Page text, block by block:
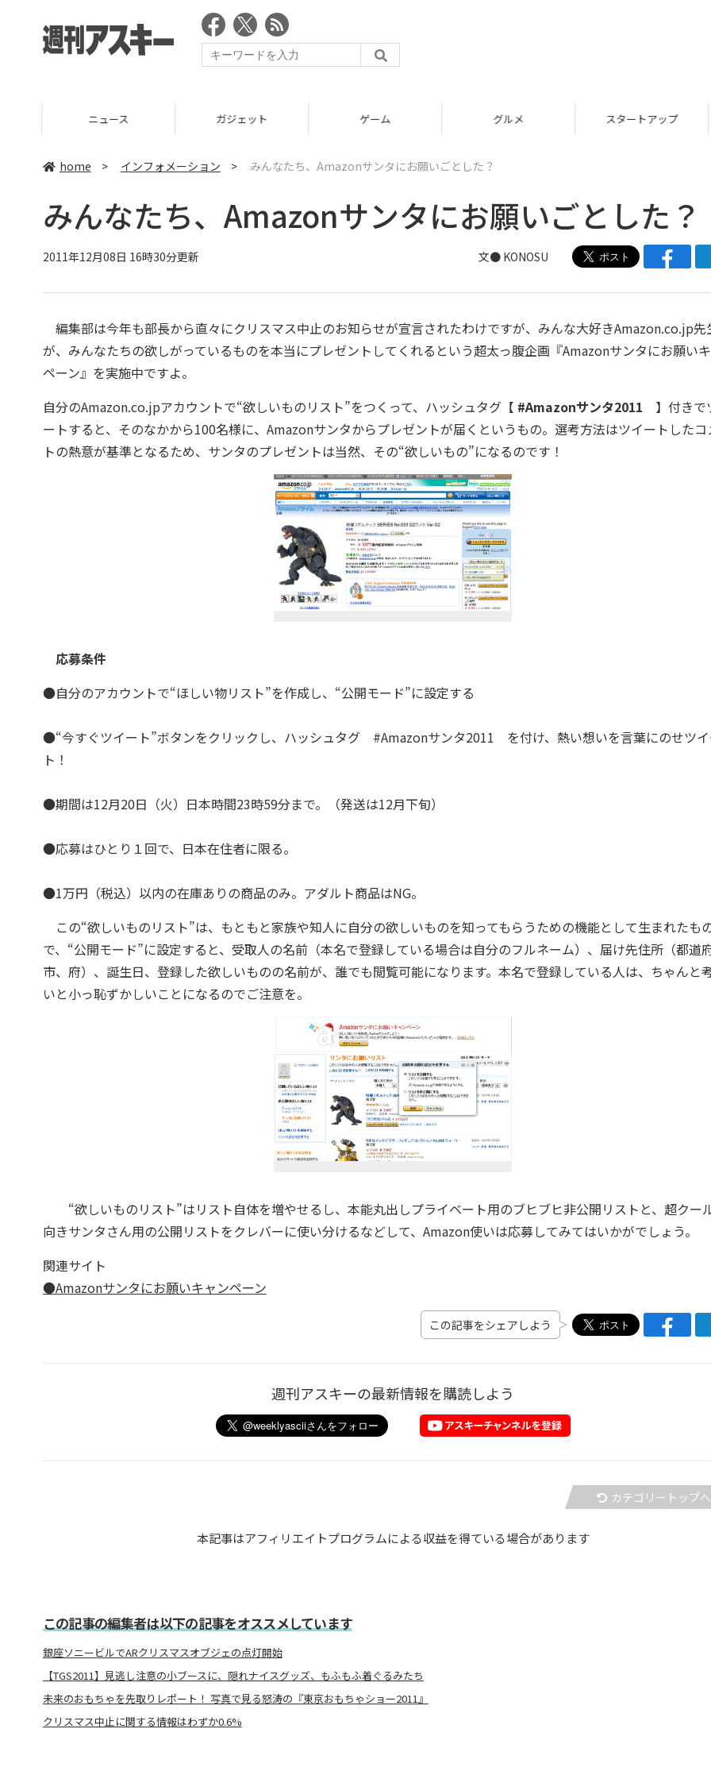
ガジェット スタートアップ
home > インフォメーション > みんなたち、Amazonサンタにお願いごとした？
みんなたち、Amazonサンタにお願いごとした？
2011年12月08日 16時30分更新 文● KONOSU
編集部は今年も部長から直々にクリスマス中止のお知らせが宣言されたわけですが、みんな大好きAmazon.co.jp先
が、みんなたちの欲しがっているものを本当にプレゼントしてくれるという超太っ腹企画『Amazonサンタにお願い
ペーン』を実施中ですよ。
自分のAmazon.co.jpアカウントで“欲しいものリスト”をつくって、ハッシュタグ【 #Amazonサンタ2011 】付きで
ートすると、そのなかから100名様に、Amazonサンタからプレゼントが届くというもの。選考方法はツイートしたコ
トの熱意が基準となるため、サンタのプレゼントは当然、その“欲しいもの”になるのです！
応募条件
●自分のアカウントで“ほしい物リスト”を作成し、“公開モード”に設定する
●“今すぐツイート”ボタンをクリックし、ハッシュタグ #Amazonサンタ2011 を付け、熱い想いを言葉にのせツ
ト！
●期間は12月20日（火）日本時間23時59分まで。（発送は12月下旬）
●応募はひとり１回で、日本在住者に限る。
●1万円（税込）以内の在庫ありの商品のみ。アダルト商品はNG。
この“欲しいものリスト”は、もともと家族や知人に自分の欲しいものを知ってもらうための機能として生まれたも
で、“公開モード”に設定すると、受取人の名前（本名で登録している場合は自分のフルネーム）、届け先住所（都道
市、府）、誕生日、登録した欲しいものの名前が、誰でも閲覧可能になります。本名で登録している人は、ちゃんと
いと小っ恥ずかしいことになるのでご注意を。
“欲しいものリスト”はリスト自体を増やせるし、本能丸出しプライベート用のブヒブヒ非公開リストと、超クー
向きサンタさん用の公開リストをクレバーに使い分けるなどして、Amazon使いは応募してみてはいかがでしょう。
関連サイト
●Amazonサンタにお願いキャンペーン
この記事をシェアしよう
週刊アスキーの最新情報を購読しよう
カテゴリートップへ
本記事はアフィリエイトプログラムによる収益を得ている場合があります
この記事の編集者は以下の記事をオススメしています
銀座ソニービルでARクリスマスオブジェの点灯開始
【TGS2011】見逃し注意の小ブースに、隠れナイスグッズ、もふもふ着ぐるみたち
未来のおもちゃを先取りレポート！ 写真で見る怒涛の『東京おもちゃショー2011』
クリスマス中止に関する情報はわずか0.6%